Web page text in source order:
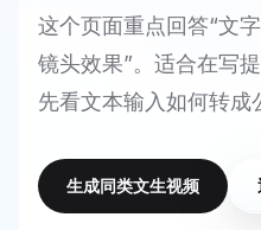
这个页面重点回答“文
镜头效果”。适合在写
先看文本输入如何转成
生成同类文生视频